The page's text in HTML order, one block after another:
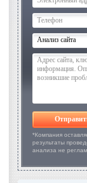
Анализ сайта
*Компания
результаты
анализа не